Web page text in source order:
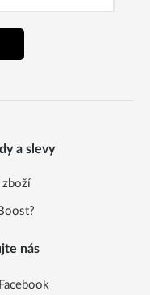
a slevy
nás
Facebook